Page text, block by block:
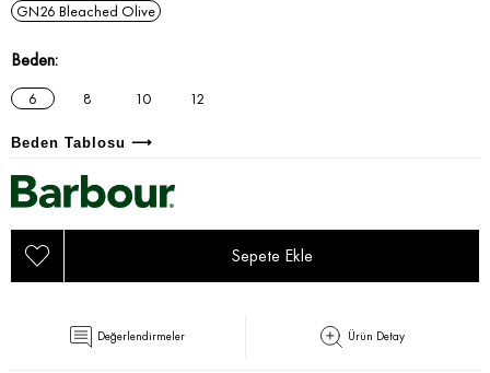
GN26 Bleached Olive
Beden
6 8 10 12
Beden Tablosu ⟶
Değerlendirmeler Ürün Detay